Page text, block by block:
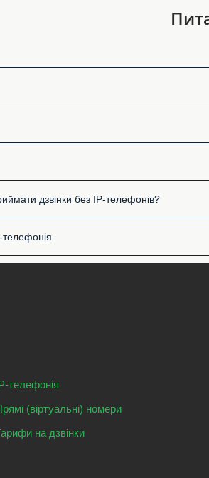
дзвінки без IP-телефонів?
телефонія
(віртуальні) номери
на дзвінки